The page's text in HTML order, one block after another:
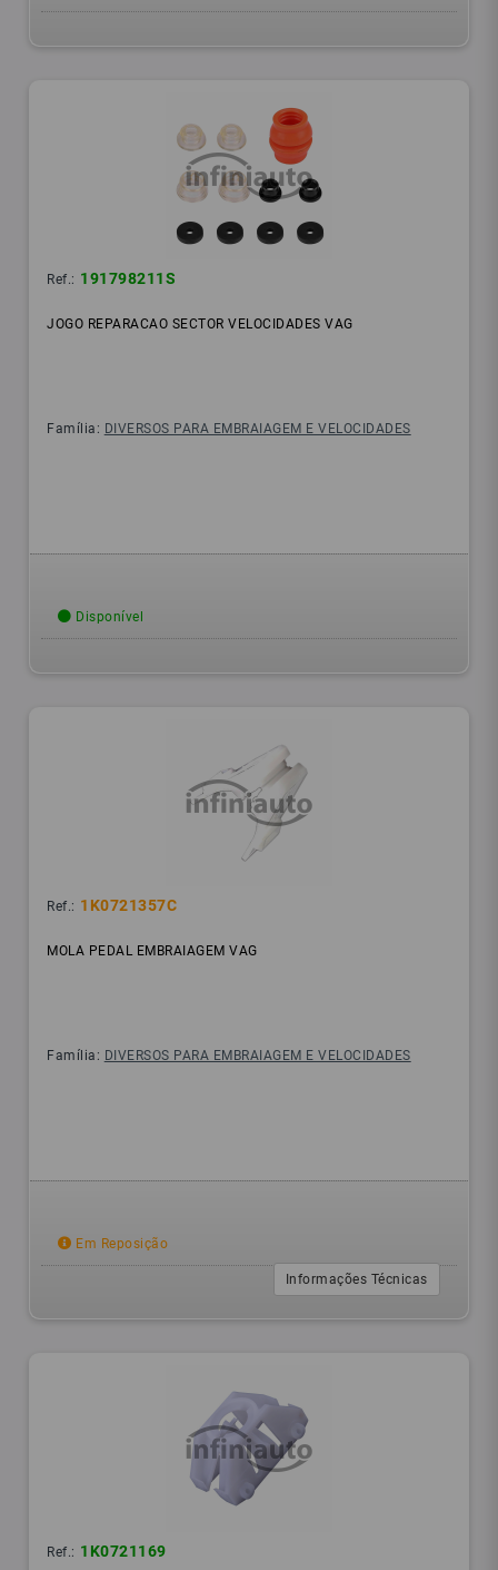
Ref.: 191798211S
JOGO REPARACAO SECTOR VELOCIDADES VAG
Família: DIVERSOS PARA EMBRAIAGEM E VELOCIDADES
Disponível
Ref.: 1K0721357C
MOLA PEDAL EMBRAIAGEM VAG
Família: DIVERSOS PARA EMBRAIAGEM E VELOCIDADES
Em Reposição
Informações Técnicas
Ref.: 1K0721169